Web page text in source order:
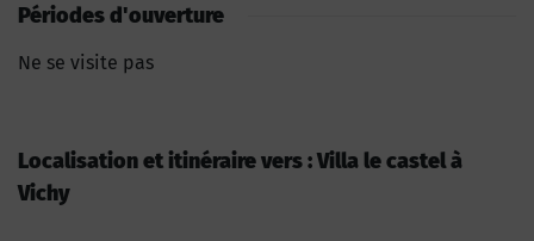
Périodes d'ouverture
Ne se visite pas
Localisation et itinéraire vers : Villa le castel à
Vichy